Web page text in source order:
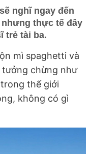
nghĩ ngay đến
thực tế đây
trẻ tài ba.
mì spaghetti và
tưởng chừng như
thế giới
không có gì